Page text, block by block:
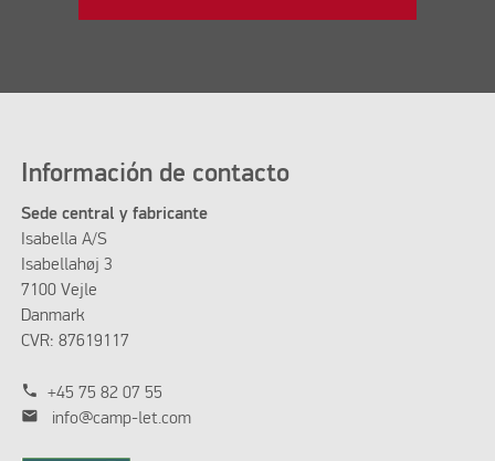
Información de contacto
Sede central y fabricante
Isabella A/S
Isabellahøj 3
7100 Vejle
Danmark
CVR: 87619117
phone +45 75 82 07 55
mail info@camp-let.com